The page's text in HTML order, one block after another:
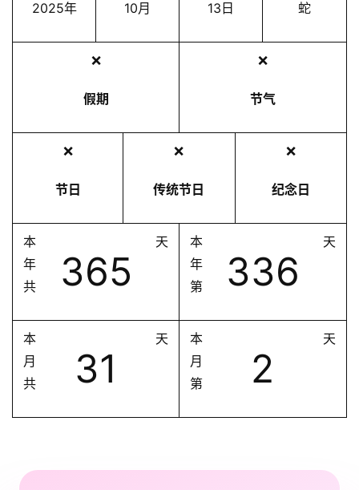
2025年 10月 13日 蛇
❌
假期
❌
节气
❌
节日
❌
传统节日
❌
纪念日
本
年
共
365
天
本
年
第
336
天
本
月
共
31
天
本
月
第
2
天